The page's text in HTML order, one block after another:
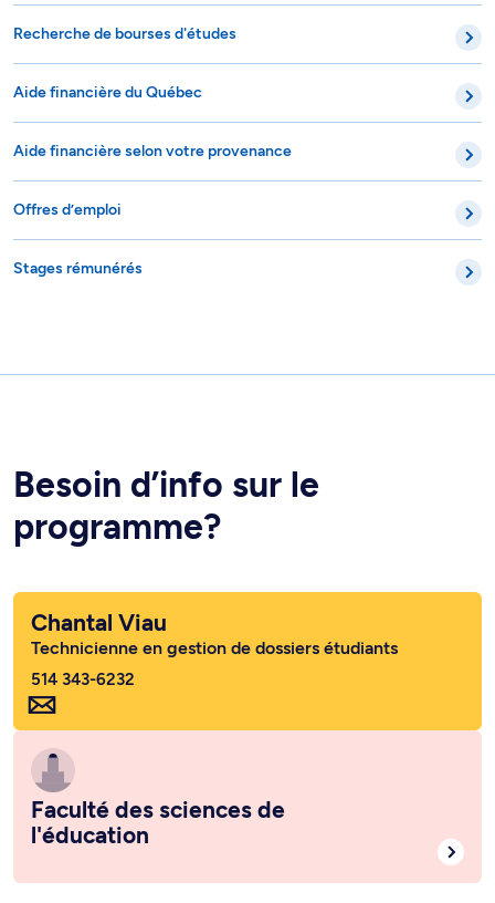
Recherche de bourses d'études
Aide financière du Québec
Aide financière selon votre provenance
Offres d’emploi
Stages rémunérés
Besoin d’info sur le
programme?
Chantal Viau
Technicienne en gestion de dossiers étudiants
514 343-6232
Faculté des sciences de
l'éducation